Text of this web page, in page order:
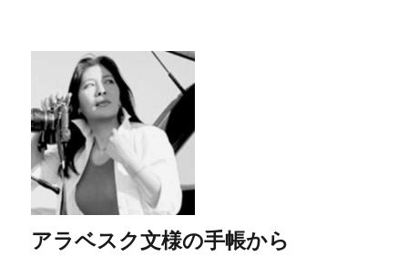
アラベスク文様の手帳から